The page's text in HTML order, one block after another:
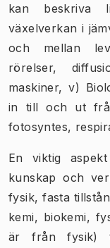
kan beskriva
växelverkan i
och mellan
rörelser,
maskiner, v)
in till och ut
fotosyntes,
En viktig
kunskap och
fysik, fasta
kemi, biokemi,
är från fysik)